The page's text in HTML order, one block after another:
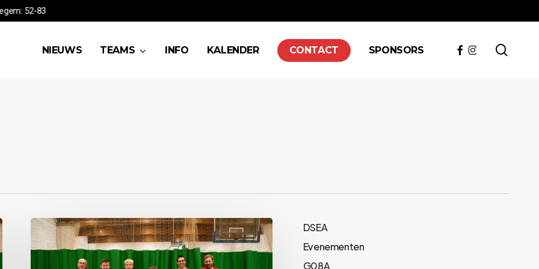
vs Waregem: 52-83
NIEUWS TEAMS INFO KALENDER CONTACT SPONSORS FACEBOOK
INSTAGRAM
J18B
vs
DSEA
Evenementen
G08A